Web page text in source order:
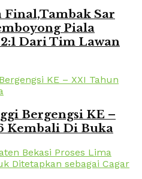
Sar
Piala
Dari Tim Lawan
Bergengsi KE –
Kembali Di Buka